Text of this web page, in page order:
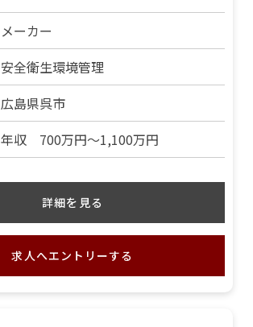
メーカー
安全衛生環境管理
広島県呉市
年収 700万円～1,100万円
詳細を見る
求人へエントリーする